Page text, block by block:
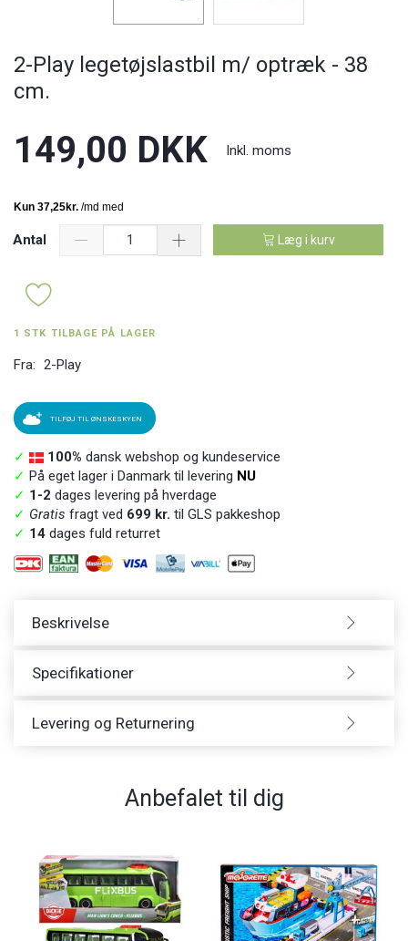
2-Play legetøjslastbil m/ optræk - 38
cm.
149,00 DKK Inkl. moms
Antal Læg i kurv
1 STK TILBAGE PÅ LAGER
Fra: 2-Play
TILFØJ TIL ØNSKESKYEN
✓ 100% dansk webshop og kundeservice
✓ På eget lager i Danmark til levering NU
✓ 1-2 dages levering på hverdage
✓ Gratis fragt ved 699 kr. til GLS pakkeshop
✓ 14 dages fuld returret
Beskrivelse
Specifikationer
Levering og Returnering
Anbefalet til dig